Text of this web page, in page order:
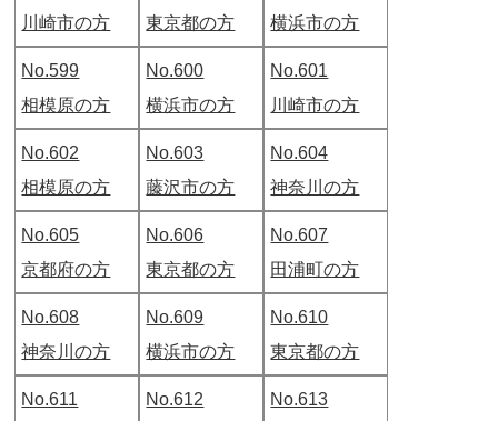
川崎市の方
東京都の方
横浜市の方
No.599
相模原の方
No.600
横浜市の方
No.601
川崎市の方
No.602
相模原の方
No.603
藤沢市の方
No.604
神奈川の方
No.605
京都府の方
No.606
東京都の方
No.607
田浦町の方
No.608
神奈川の方
No.609
横浜市の方
No.610
東京都の方
No.611
No.612
No.613